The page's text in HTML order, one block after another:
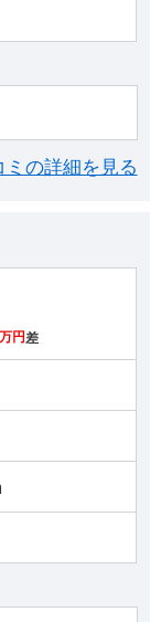
ミの詳細を見る
万円 差